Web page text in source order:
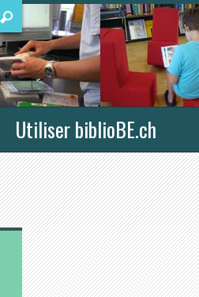
Utiliser biblioBE.ch